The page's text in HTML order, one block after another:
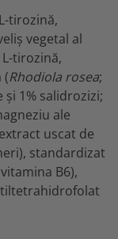
tirozină,
vegetal al
tirozină,
(Rhodiola rosea;
1% salidrozizi;
ale
uscat de
standardizat
B6),